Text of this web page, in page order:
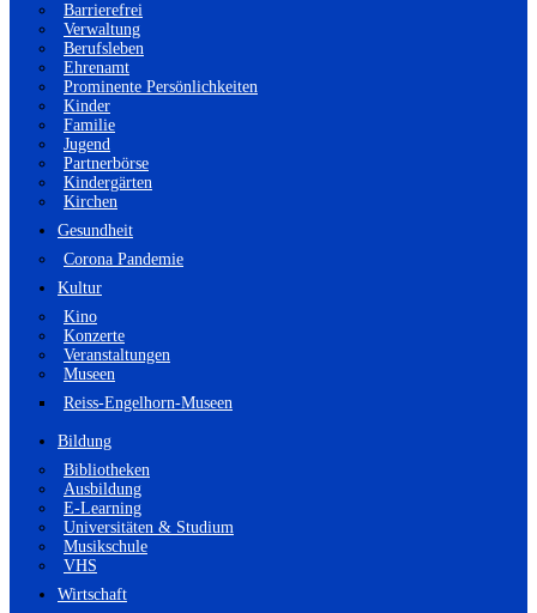
Barrierefrei
Verwaltung
Berufsleben
Ehrenamt
Prominente Persönlichkeiten
Kinder
Familie
Jugend
Partnerbörse
Kindergärten
Kirchen
Gesundheit
Corona Pandemie
Kultur
Kino
Konzerte
Veranstaltungen
Museen
Reiss-Engelhorn-Museen
Bildung
Bibliotheken
Ausbildung
E-Learning
Universitäten & Studium
Musikschule
VHS
Wirtschaft